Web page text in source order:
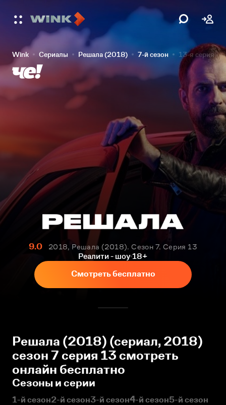
Wink Сериалы Решала (2018) 7-й сезон 13-я серия
9.0
2018, Решала (2018). Сезон 7. Серия 13
Реалити - шоу 18+
Смотреть бесплатно
Решала (2018) (сериал, 2018)
сезон 7 серия 13 смотреть
онлайн бесплатно
Сезоны и серии
1-й сезон2-й сезон3-й сезон4-й сезон5-й сезон